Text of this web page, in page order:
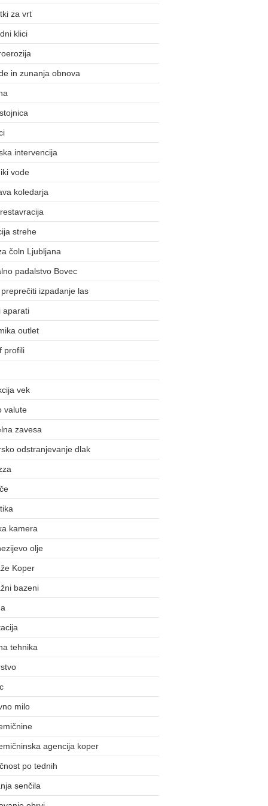
za vrt
klici
in zunanja obnova
intervencija
vode
koledarja
strehe
čoln Ljubljana
padalstvo Bovec
izpadanje las
aparati
outlet
profili
vek
valute
zavesa
odstranjevanje dlak
kamera
olje
Koper
bazeni
tehnika
milo
agencija koper
po tednih
senčila